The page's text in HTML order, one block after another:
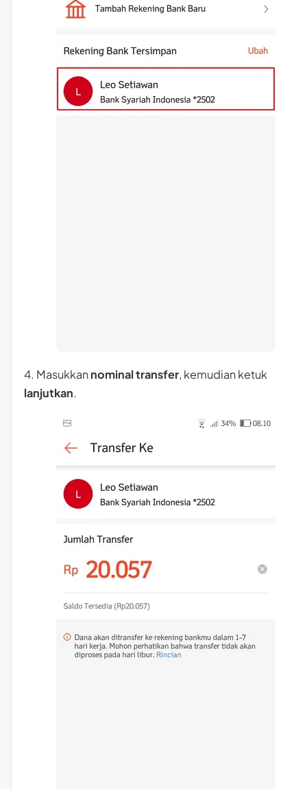
4. Masukkannominal transfer, kemudian ketuk
lanjutkan.